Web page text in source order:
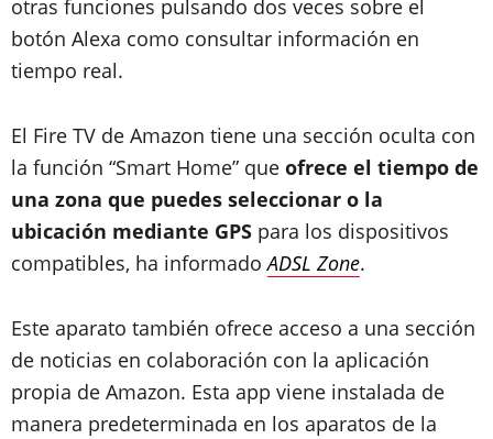
otras funciones pulsando dos veces sobre el
botón Alexa como consultar información en
tiempo real.
El Fire TV de Amazon tiene una sección oculta con
la función “Smart Home” que ofrece el tiempo de
una zona que puedes seleccionar o la
ubicación mediante GPS para los dispositivos
compatibles, ha informadoADSL Zone.
Este aparato también ofrece acceso a una sección
de noticias en colaboración con la aplicación
propia de Amazon. Esta app viene instalada de
manera predeterminada en los aparatos de la